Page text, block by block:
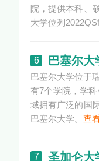
院，提供本科、
大学位列
6 巴塞尔大
巴塞尔大学位于
有7个学院，学
域拥有广泛的国
巴塞尔大学。 查
7 圣加仑大